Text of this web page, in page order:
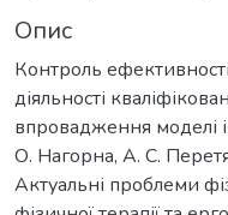
Опис
Контроль
діяльності
впровадження моделі
О. Нагорна, А. С.
Актуальні проблеми